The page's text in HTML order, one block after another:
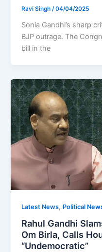
Ravi Singh/04/04/2025
Sonia Gandhi’s sharp
BJP outrage. The
bill in the
Latest News, Political
Rahul Gandhi
Om Birla, Calls
“Undemocratic”